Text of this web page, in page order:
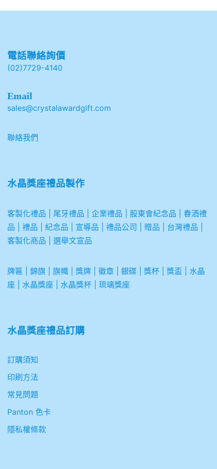
電話聯絡詢價
(02)7729-4140
Email
sales@crystalawardgift.com
聯絡我們
水晶獎座禮品製作
客製化禮品 尾牙禮品 企業禮品 股東會紀念品
春酒禮
品
禮品 紀念品 宣導品 禮品公司 贈品 台灣禮品
客製化商品
選舉文宣品
牌匾 錦旗 旗幟 獎牌 徽章 銀碟 獎杯 獎盃
水晶
座
水晶獎座 水晶獎杯 琉璃獎座
水晶獎座禮品訂購
訂購須知
印刷方法
常見問題
Panton 色卡
隱私權條款